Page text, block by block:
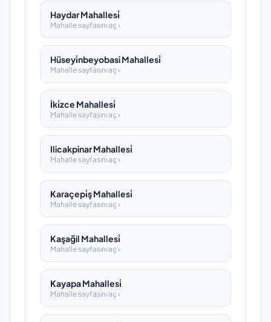
Haydar Mahallesi̇
Mahalle sayfasını aç ›
Hüseyi̇nbeyobasi Mahallesi̇
Mahalle sayfasını aç ›
İki̇zce Mahallesi̇
Mahalle sayfasını aç ›
Ilicakpinar Mahallesi̇
Mahalle sayfasını aç ›
Karaçepi̇ş Mahallesi̇
Mahalle sayfasını aç ›
Kaşağil Mahallesi̇
Mahalle sayfasını aç ›
Kayapa Mahallesi̇
Mahalle sayfasını aç ›